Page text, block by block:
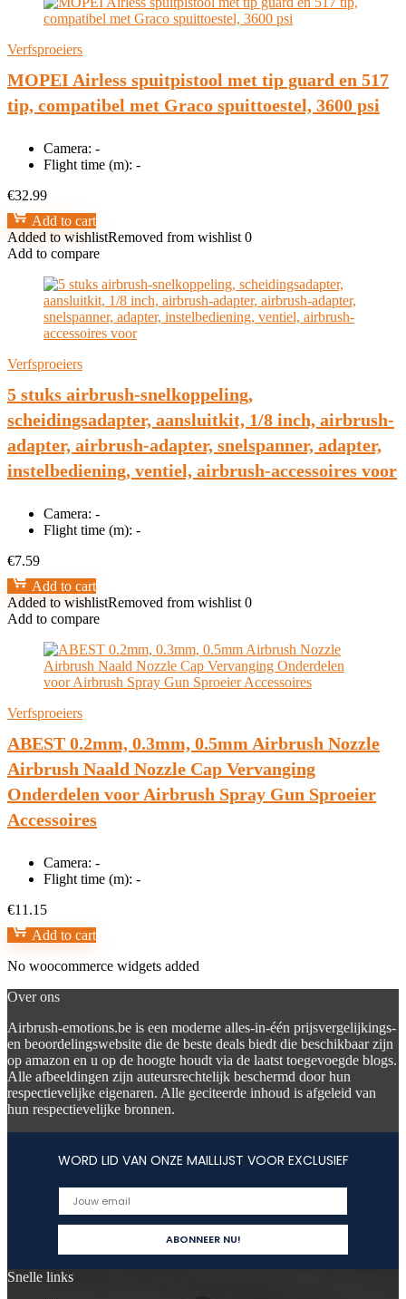
Verfsproeiers
MOPEI Airless spuitpistool met tip guard en 517
tip, compatibel met Graco spuittoestel, 3600 psi
Camera: -
Flight time (m): -
€32.99
Add to cart
Added to wishlistRemoved from wishlist 0
Add to compare
Verfsproeiers
5 stuks airbrush-snelkoppeling,
scheidingsadapter, aansluitkit, 1/8 inch, airbrush-
adapter, airbrush-adapter, snelspanner, adapter,
instelbediening, ventiel, airbrush-accessoires voor
Camera: -
Flight time (m): -
€7.59
Add to cart
Added to wishlistRemoved from wishlist 0
Add to compare
Verfsproeiers
ABEST 0.2mm, 0.3mm, 0.5mm Airbrush Nozzle
Airbrush Naald Nozzle Cap Vervanging
Onderdelen voor Airbrush Spray Gun Sproeier
Accessoires
Camera: -
Flight time (m): -
€11.15
Add to cart
No woocommerce widgets added
Over ons
Airbrush-emotions.be is een moderne alles-in-één prijsvergelijkings-
en beoordelingswebsite die de beste deals biedt die beschikbaar zijn
op amazon en u op de hoogte houdt via de laatst toegevoegde blogs.
Alle afbeeldingen zijn auteursrechtelijk beschermd door hun
respectievelijke eigenaren. Alle geciteerde inhoud is afgeleid van
hun respectievelijke bronnen.
WORD LID VAN ONZE MAILLIJST VOOR EXCLUSIEF
Snelle links